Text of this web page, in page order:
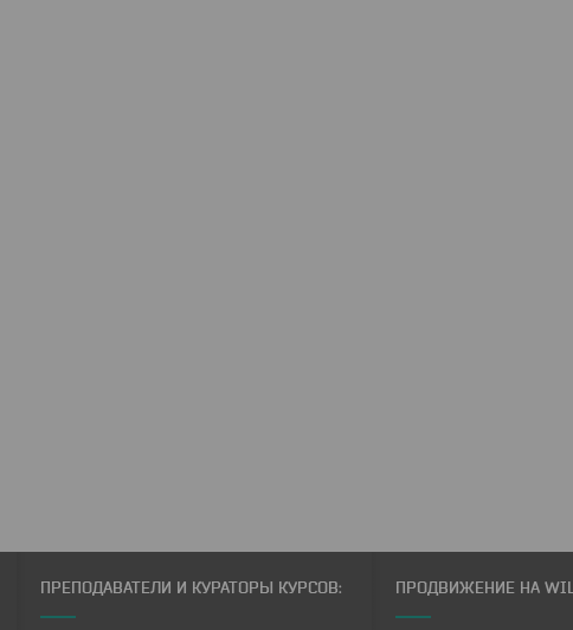
ПРЕПОДАВАТЕЛИ И КУРАТОРЫ КУРСОВ: ПРОДВИЖЕНИЕ НА